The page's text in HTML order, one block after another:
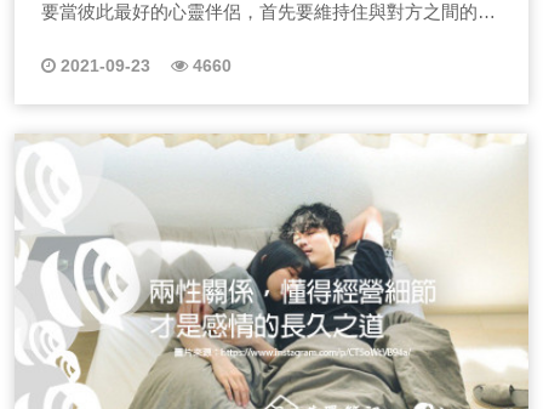
要當彼此最好的心靈伴侶，首先要維持住與對方之間的吸
2021-09-23 4660